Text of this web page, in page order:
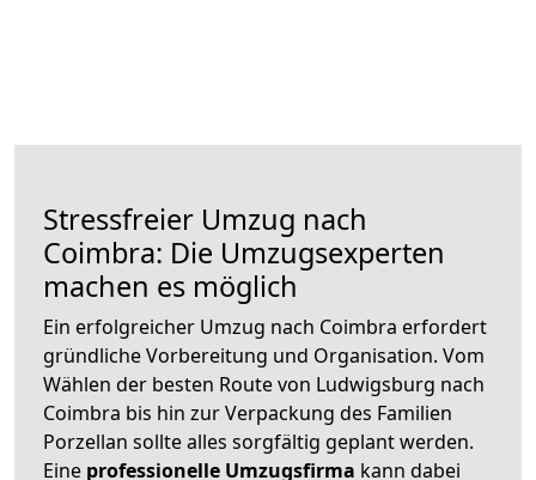
Stressfreier Umzug nach
Coimbra: Die Umzugsexperten
machen es möglich
Ein erfolgreicher Umzug nach Coimbra erfordert
gründliche Vorbereitung und Organisation. Vom
Wählen der besten Route von Ludwigsburg nach
Coimbra bis hin zur Verpackung des Familien
Porzellan sollte alles sorgfältig geplant werden.
Eine professionelle Umzugsfirma kann dabei